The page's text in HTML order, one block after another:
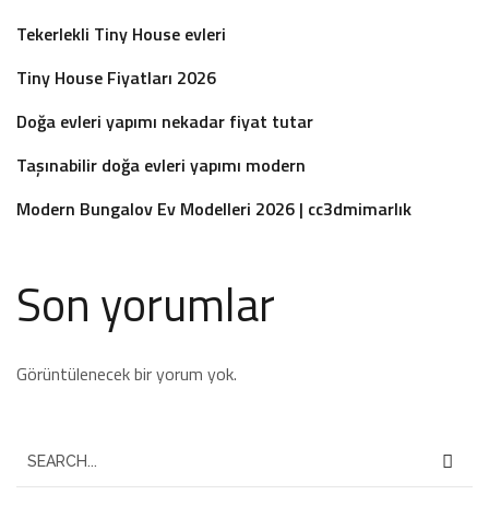
Tekerlekli Tiny House evleri
Tiny House Fiyatları 2026
Doğa evleri yapımı nekadar fiyat tutar
Taşınabilir doğa evleri yapımı modern
Modern Bungalov Ev Modelleri 2026 | cc3dmimarlık
Son yorumlar
Görüntülenecek bir yorum yok.